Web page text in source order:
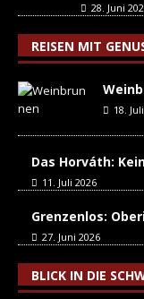
28. Juni
REISEN MIT
18.
Das Horváth:
11. Juli 2026
Grenzenlos:
27. Juni 2026
BLICK IN DIE